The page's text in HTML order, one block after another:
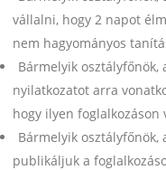
vállalni, hogy 2 napot
nem hagyományos
Bármelyik osztályfőnök,
nyilatkozatot arra
hogy ilyen foglalkozáson
Bármelyik
publikáljuk a